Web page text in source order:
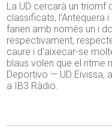
La UD cercarà un triomf
classificats, l’Antequera
farien amb només un i
respectivament,
caure i d’aixecar-se
blaus volen que el ritme
Deportivo — UD Eivissa,
a IB3 Ràdio.